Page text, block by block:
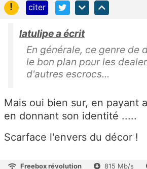
!
citer
latulipe a écrit
En générale, ce genre de
le bon plan pour les
d'autres escrocs...
Mais oui bien sur, en payant
en donnant son identité .....
Scarface l'envers du décor !
Freebox révolution 815 Mb/s